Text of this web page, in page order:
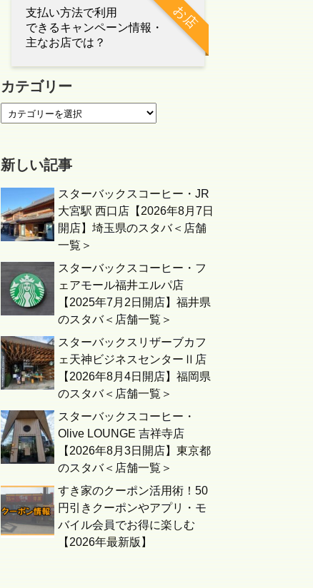
お店
支払い方法で利用
できるキャンペーン情報・
主なお店では？
カテゴリー
新しい記事
スターバックスコーヒー・JR
大宮駅 西口店【2026年8月7日
開店】埼玉県のスタバ＜店舗
一覧＞
スターバックスコーヒー・フ
ェアモール福井エルパ店
【2025年7月2日開店】福井県
のスタバ＜店舗一覧＞
スターバックスリザーブカフ
ェ天神ビジネスセンターⅡ店
【2026年8月4日開店】福岡県
のスタバ＜店舗一覧＞
スターバックスコーヒー・
Olive LOUNGE 吉祥寺店
【2026年8月3日開店】東京都
のスタバ＜店舗一覧＞
すき家のクーポン活用術！50
円引きクーポンやアプリ・モ
バイル会員でお得に楽しむ
【2026年最新版】